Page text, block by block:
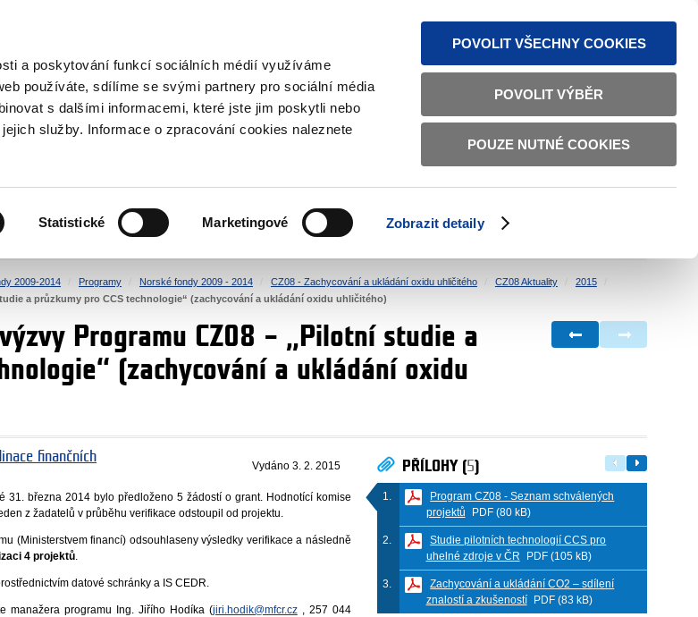
a poskytování funkcí sociálních médií využíváme
používáte, sdílíme se svými partnery pro sociální média
s dalšími informacemi, které jste jim poskytli nebo
služby. Informace o zpracování cookies naleznete
Statistické Marketingové Zobrazit detaily
POVOLIT VŠECHNY COOKIES
POVOLIT VÝBĚR
POUZE NUTNÉ COOKIES
TEXTOVÁ VERZE ČESKY ENGLISH
SPRAVEDLNOST VNITŘNÍ VĚCI BILATERÁLNÍ SPOLUPRÁCE
2009-2014 Programy Norské fondy 2009 - 2014 CZ08 - Zachycování a ukládání oxidu uhličitého CZ08 Aktuality
2015
a průzkumy pro CCS technologie“ (zachycování a ukládání oxidu uhličitého)
Programu CZ08 – „Pilotní studie a
(zachycování a ukládání oxidu
finančních
Vydáno 3. 2. 2015
31. března 2014 bylo předloženo 5 žádostí o grant. Hodnotící komise
z žadatelů v průběhu verifikace odstoupil od projektu.
(Ministerstvem financí) odsouhlaseny výsledky verifikace a následně
4 projektů
datové schránky a IS CEDR.
manažera programu Ing. Jiřího Hodíka (jiri.hodik@mfcr.cz, 257 044
PŘÍLOHY (5)
Program CZ08 - Seznam schválených
projektů
PDF (80 kB)
Studie pilotních technologií CCS pro
uhelné zdroje v ČR
PDF (105 kB)
Zachycování a ukládání CO2 – sdílení
znalostí a zkušeností
PDF (83 kB)